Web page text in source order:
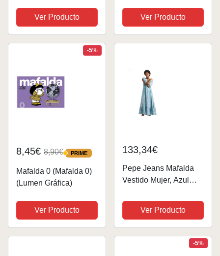
de planear tanto
voláramos un poco
más alto?
Ver Producto
(AGENDAS Y
CALENDARIOS)
Ver Producto
-5%
8,45€ 8,90€ PRIME
PRIME
Mafalda 0 (Mafalda 0)
(Lumen Gráfica)
Ver Producto
133,34€
Pepe Jeans Mafalda
Vestido Mujer, Azul
Ver Producto
-5%